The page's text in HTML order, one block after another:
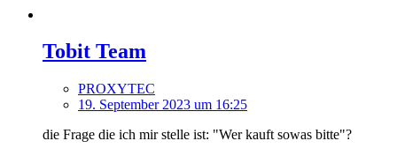
Tobit Team
PROXYTEC
19. September 2023 um 16:25
die Frage die ich mir stelle ist: "Wer kauft sowas bitte"?